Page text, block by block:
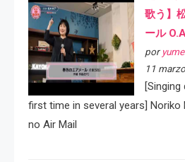
歌う】
ール
por
11
first time in several years]
no Air Mail